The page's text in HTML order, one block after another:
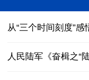
从“三个时间刻度”感
人民陆军《奋楫之“